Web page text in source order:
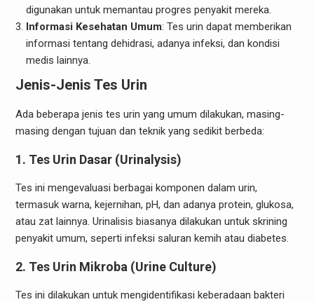
digunakan untuk memantau progres penyakit mereka.
Informasi Kesehatan Umum: Tes urin dapat memberikan
informasi tentang dehidrasi, adanya infeksi, dan kondisi
medis lainnya.
Jenis-Jenis Tes Urin
Ada beberapa jenis tes urin yang umum dilakukan, masing-
masing dengan tujuan dan teknik yang sedikit berbeda:
1. Tes Urin Dasar (Urinalysis)
Tes ini mengevaluasi berbagai komponen dalam urin,
termasuk warna, kejernihan, pH, dan adanya protein, glukosa,
atau zat lainnya. Urinalisis biasanya dilakukan untuk skrining
penyakit umum, seperti infeksi saluran kemih atau diabetes.
2. Tes Urin Mikroba (Urine Culture)
Tes ini dilakukan untuk mengidentifikasi keberadaan bakteri